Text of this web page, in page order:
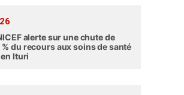
alerte sur une chute de
du recours aux soins de santé
Ituri